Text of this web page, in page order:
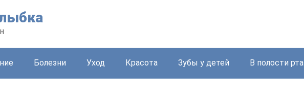
Болезни Уход Красота Зубы у детей В полости рта